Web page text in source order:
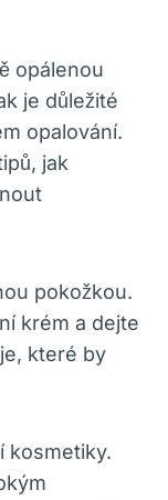
opálenou
je důležité
opalování.
jak
pokožkou.
krém a dejte
které by
kosmetiky.